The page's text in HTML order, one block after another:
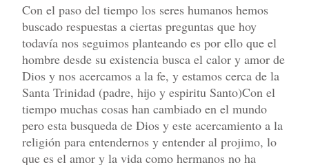
Con el paso del tiempo los seres humanos hemos
buscado respuestas a ciertas preguntas que hoy
todavía nos seguimos planteando es por ello que el
hombre desde su existencia busca el calor y amor de
Dios y nos acercamos a la fe, y estamos cerca de la
Santa Trinidad (padre, hijo y espiritu Santo)Con el
tiempo muchas cosas han cambiado en el mundo
pero esta busqueda de Dios y este acercamiento a la
religión para entendernos y entender al projimo, lo
que es el amor y la vida como hermanos no ha